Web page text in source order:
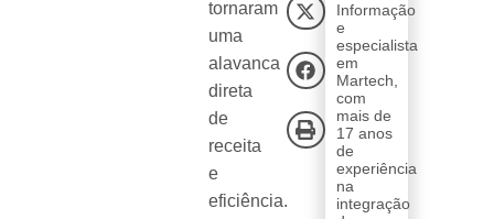
tornaram
uma
alavanca
direta
de
receita
e
eficiência.
Informação
e
especialista
em
Martech,
com
mais de
17 anos
de
experiência
na
integração